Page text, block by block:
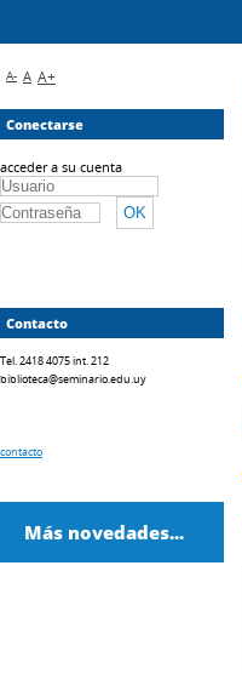
A- A A+
Conectarse
acceder a su cuenta
Contacto
Tel. 2418 4075 int. 212
biblioteca@seminario.edu.uy
contacto
Más novedades...